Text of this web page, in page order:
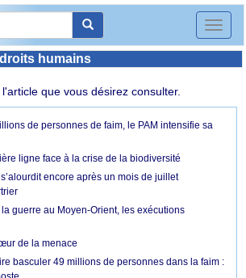
Toggle
humains
que vous désirez consulter.
de personnes de faim, le PAM intensifie sa
ligne face à la crise de la biodiversité
encore après un mois de juillet
guerre au Moyen-Orient, les exécutions
de la menace
basculer 49 millions de personnes dans la faim :